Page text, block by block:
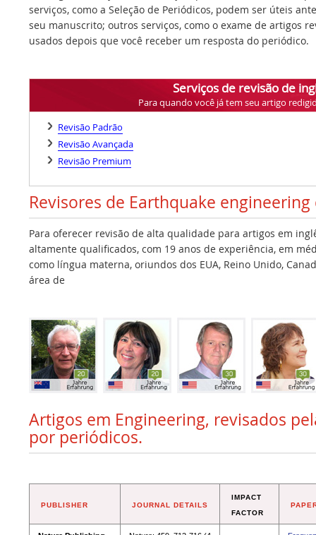
serviços, como a Seleção de Periódicos, podem ser úteis
seu manuscrito; outros serviços, como o exame de artigos
usados depois que você receber um resposta do periódico.
Serviços de revisão de
Para quando você já tem seu artigo
Revisão Padrão
Revisão Avançada
Revisão Premium
Revisores de Earthquake engineering
Para oferecer revisão de alta qualidade para artigos em
altamente qualificados, com 19 anos de experiência, em
como língua materna, oriundos dos EUA, Reino Unido,
área de
Artigos em Engineering, revisados
por periódicos.
PUBLISHER JOURNAL DETAILS
IMPACT
FACTOR